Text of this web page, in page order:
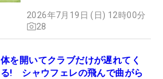
2026年7月19日 (日) 12時00分
28
体を開いてクラブだけが遅れてく
る! シャウフェレの飛んで曲がら